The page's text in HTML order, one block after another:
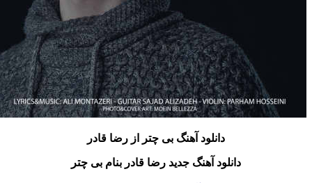
دانلود آهنگ بی چتراز رضا قادر
دانلود آهنگ جدید رضا قادر بنام بی چتر